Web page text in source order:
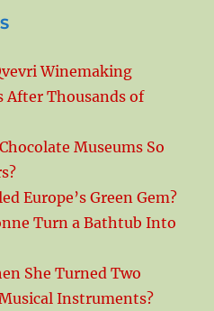
Winemaking
After Thousands of
Museums So
Europe’s Green Gem?
Turn a Bathtub Into
She Turned Two
Instruments?